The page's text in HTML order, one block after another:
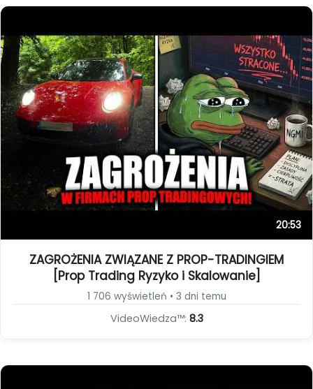
20:53
ZAGROŻENIA ZWIĄZANE Z PROP-TRADINGIEM
[Prop Trading Ryzyko i Skalowanie]
1 706 wyświetleń • 3 dni temu
VideoWiedza™: 8.3